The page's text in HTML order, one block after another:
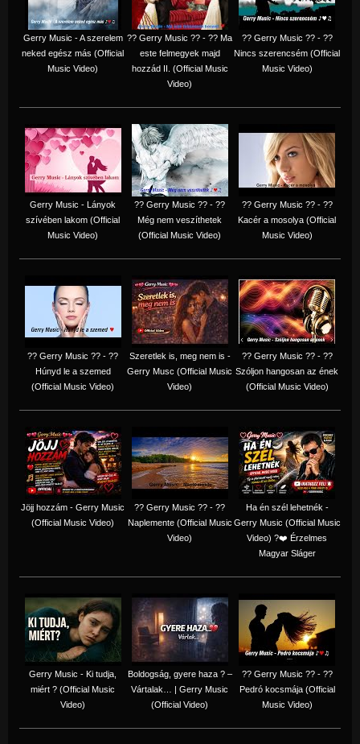
Gerry Music - A szerelem
neked egész más (Official
Music Video)
?? Gerry Music ?? - ?? Ma
este felmegyek majd
hozzád II. (Official Music
Video)
?? Gerry Music ?? - ??
Nincs szerencsém (Official
Music Video)
Gerry Music - Lányok
szívében lakom (Official
Music Video)
?? Gerry Music ?? - ??
Még nem veszíthetek
(Official Music Video)
?? Gerry Music ?? - ??
Kacér a mosolya (Official
Music Video)
?? Gerry Music ?? - ??
Húnyd le a szemed
(Official Music Video)
Szeretlek is, meg nem is -
Gerry Musc (Official Music
Video)
?? Gerry Music ?? - ??
Szóljon hangosan az ének
(Official Music Video)
Jöjj hozzám - Gerry Music
(Official Music Video)
?? Gerry Music ?? - ??
Naplemente (Official Music
Video)
Ha én szél lehetnék -
Gerry Music (Official Music
Video) ?️❤️ Érzelmes
Magyar Sláger
Gerry Music - Ki tudja,
miért ? (Official Music
Video)
Boldogság, gyere haza ? –
Vártalak… | Gerry Music
(Official Video)
?? Gerry Music ?? - ??
Pedró kocsmája (Official
Music Video)